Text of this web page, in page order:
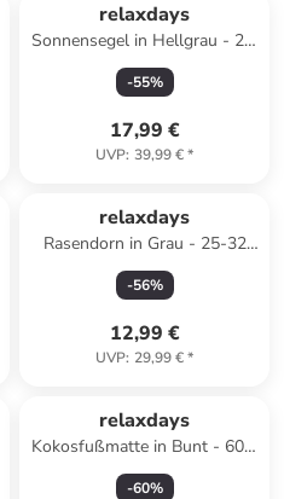
relaxdays
Sonnensegel in Hellgrau - 2 x
3 m
-55%
17,99 €
UVP: 39,99 €*
relaxdays
Rasendorn in Grau - 25-32
mm
-56%
12,99 €
UVP: 29,99 €*
relaxdays
Kokosfußmatte in Bunt - 60 x
40 cm
-60%